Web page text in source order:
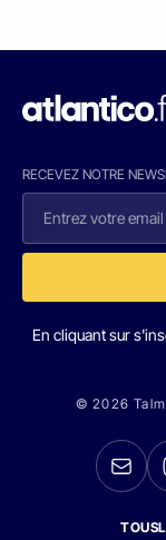
RECEVEZ NOTRE
En cliquant sur
© 2026